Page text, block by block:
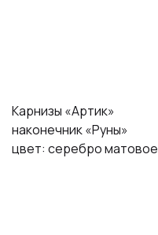
Карнизы «Артик»
наконечник «Руны»
цвет: серебро матовое